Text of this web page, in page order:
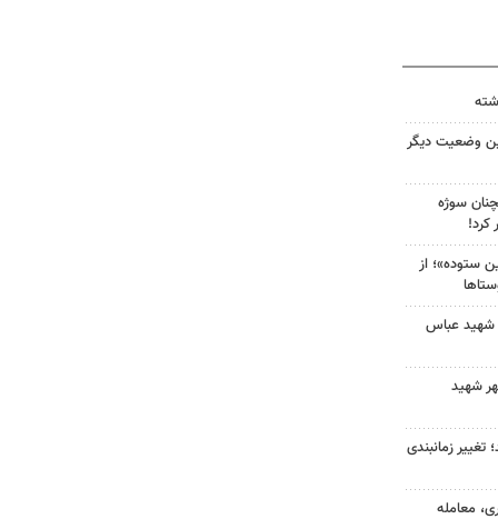
وضعیت دیگر
سوژه
کرد!
ستوده»؛ از
شهید عباس
شهید
تغییر زمانبندی
معامله